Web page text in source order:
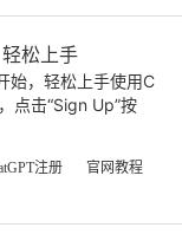
松上手
始，轻松上手使用C
点击“Sign Up”按
注册
官网教程